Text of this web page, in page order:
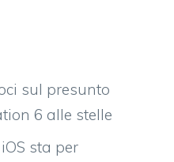
sul presunto
6 alle stelle
sta per